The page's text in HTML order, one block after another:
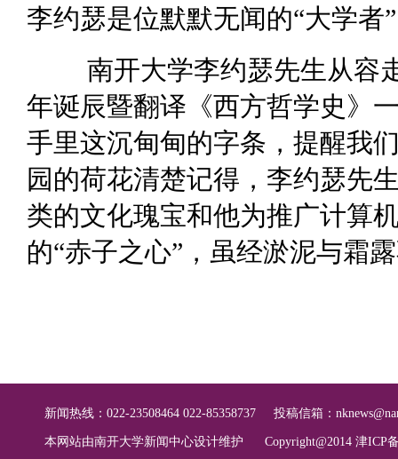
李约瑟是位默默无闻的“大学者
南开大学李约瑟先生从容
年诞辰暨翻译《西方哲学史》
手里这沉甸甸的字条，提醒我
园的荷花清楚记得，李约瑟先
类的文化瑰宝和他为推广计算
的“赤子之心”，虽经淤泥与霜
新闻热线：022-23508464 022-85358737 投稿信箱：
本网站由南开大学新闻中心设计维护 Copyright@2014 津ICP